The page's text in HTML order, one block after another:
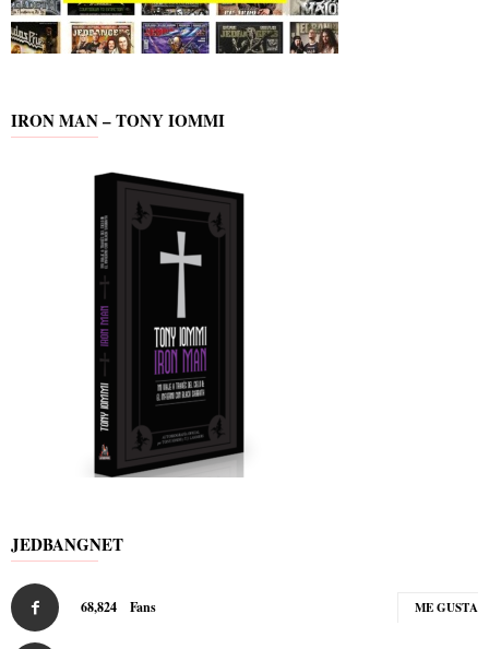
IRON MAN – TONY IOMMI
JEDBANGNET
68,824 Fans ME GUSTA